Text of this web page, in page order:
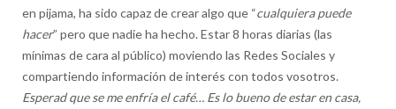
en pijama, ha sido capaz de crear algo que “cualquiera puede
hacer” pero que nadie ha hecho. Estar 8 horas diarias (las
mínimas de cara al público) moviendo las Redes Sociales y
compartiendo información de interés con todos vosotros.
Esperad que se me enfría el café… Es lo bueno de estar en casa,